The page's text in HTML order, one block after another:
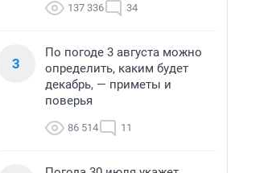
137 336 34
3
По погоде 3 августа можно
определить, каким будет
декабрь, — приметы и
поверья
86 514 11